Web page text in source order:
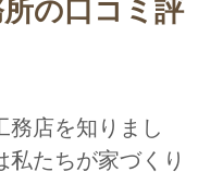
の口コミ評
務店を知りまし
私たちが家づくり